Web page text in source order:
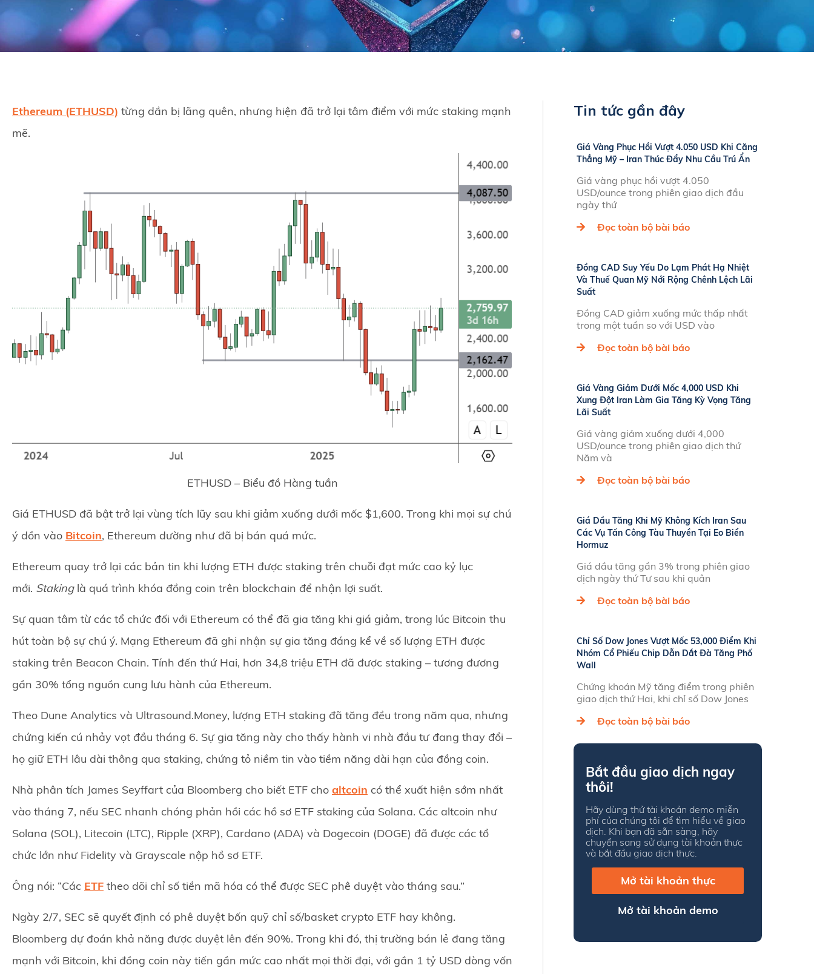
Ethereum (ETHUSD) từng dần bị lãng quên, nhưng hiện đã trở lại tâm điểm với mức staking mạnh
mẽ.
ETHUSD – Biểu đồ Hàng tuần
Giá ETHUSD đã bật trở lại vùng tích lũy sau khi giảm xuống dưới mốc $1,600. Trong khi mọi sự chú
ý dồn vào Bitcoin, Ethereum dường như đã bị bán quá mức.
Ethereum quay trở lại các bản tin khi lượng ETH được staking trên chuỗi đạt mức cao kỷ lục
mới. Stakinglà quá trình khóa đồng coin trên blockchain để nhận lợi suất.
Sự quan tâm từ các tổ chức đối với Ethereum có thể đã gia tăng khi giá giảm, trong lúc Bitcoin thu
hút toàn bộ sự chú ý. Mạng Ethereum đã ghi nhận sự gia tăng đáng kể về số lượng ETH được
staking trên Beacon Chain. Tính đến thứ Hai, hơn 34,8 triệu ETH đã được staking – tương đương
gần 30% tổng nguồn cung lưu hành của Ethereum.
Theo Dune Analytics và Ultrasound.Money, lượng ETH staking đã tăng đều trong năm qua, nhưng
chứng kiến cú nhảy vọt đầu tháng 6. Sự gia tăng này cho thấy hành vi nhà đầu tư đang thay đổi –
họ giữ ETH lâu dài thông qua staking, chứng tỏ niềm tin vào tiềm năng dài hạn của đồng coin.
Nhà phân tích James Seyffart của Bloomberg cho biết ETF cho altcoin có thể xuất hiện sớm nhất
vào tháng 7, nếu SEC nhanh chóng phản hồi các hồ sơ ETF staking của Solana. Các altcoin như
Solana (SOL), Litecoin (LTC), Ripple (XRP), Cardano (ADA) và Dogecoin (DOGE) đã được các tổ
chức lớn như Fidelity và Grayscale nộp hồ sơ ETF.
Ông nói: “Các ETF theo dõi chỉ số tiền mã hóa có thể được SEC phê duyệt vào tháng sau.”
Ngày 2/7, SEC sẽ quyết định có phê duyệt bốn quỹ chỉ số/basket crypto ETF hay không.
Bloomberg dự đoán khả năng được duyệt lên đến 90%. Trong khi đó, thị trường bán lẻ đang tăng
mạnh với Bitcoin, khi đồng coin này tiến gần mức cao nhất mọi thời đại, với gần 1 tỷ USD dòng vốn
Tin tức gần đây
Giá Vàng Phục Hồi Vượt 4.050 USD Khi Căng
Thẳng Mỹ – Iran Thúc Đẩy Nhu Cầu Trú Ẩn
Giá vàng phục hồi vượt 4.050
USD/ounce trong phiên giao dịch đầu
ngày thứ
Đọc toàn bộ bài báo
Đồng CAD Suy Yếu Do Lạm Phát Hạ Nhiệt
Và Thuế Quan Mỹ Nới Rộng Chênh Lệch Lãi
Suất
Đồng CAD giảm xuống mức thấp nhất
trong một tuần so với USD vào
Đọc toàn bộ bài báo
Giá Vàng Giảm Dưới Mốc 4,000 USD Khi
Xung Đột Iran Làm Gia Tăng Kỳ Vọng Tăng
Lãi Suất
Giá vàng giảm xuống dưới 4,000
USD/ounce trong phiên giao dịch thứ
Năm và
Đọc toàn bộ bài báo
Giá Dầu Tăng Khi Mỹ Không Kích Iran Sau
Các Vụ Tấn Công Tàu Thuyền Tại Eo Biển
Hormuz
Giá dầu tăng gần 3% trong phiên giao
dịch ngày thứ Tư sau khi quân
Đọc toàn bộ bài báo
Chỉ Số Dow Jones Vượt Mốc 53,000 Điểm Khi
Nhóm Cổ Phiếu Chip Dẫn Dắt Đà Tăng Phố
Wall
Chứng khoán Mỹ tăng điểm trong phiên
giao dịch thứ Hai, khi chỉ số Dow Jones
Đọc toàn bộ bài báo
Bắt đầu giao dịch ngay
thôi!
Hãy dùng thử tài khoản demo miễn
phí của chúng tôi để tìm hiểu về giao
dịch. Khi bạn đã sẵn sàng, hãy
chuyển sang sử dụng tài khoản thực
và bắt đầu giao dịch thực.
Mở tài khoản thực
Mở tài khoản demo